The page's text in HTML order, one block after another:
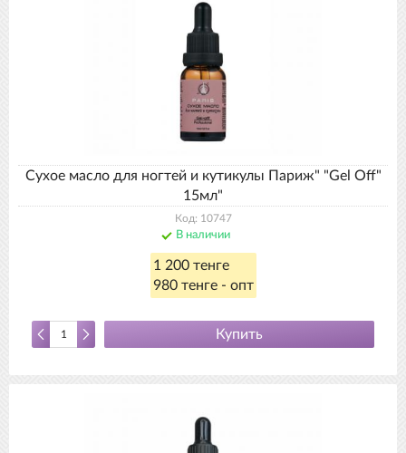
Сухое масло для ногтей и кутикулы Париж" "Gel Off"
15мл"
Код: 10747
В наличии
1 200 тенге
980 тенге - опт
Купить